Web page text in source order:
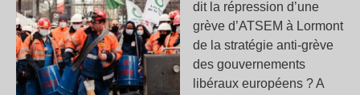
dit la répression d’une
grève d’ATSEM à Lormont
de la stratégie anti-grève
des gouvernements
libéraux européens ? A